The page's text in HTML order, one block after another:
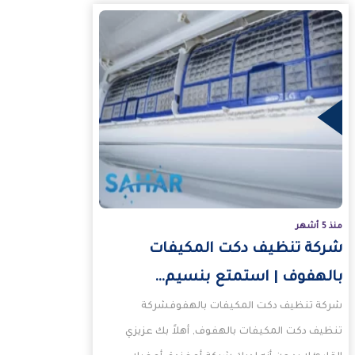
منذ 5 أشهر
شركة تنظيف دكت المكيفات
بالهفوف | استمتع بنسيم…
شركة تنظيف دكت المكيفات بالهفوفشركة
تنظيف دكت المكيفات بالهفوف, أهلاً بك عزيزي